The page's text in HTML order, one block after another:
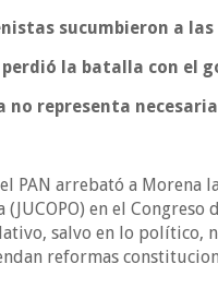
sucumbieron a
perdió la batalla con el
representa
PAN arrebató a Morena
en el
salvo en lo político,
reformas